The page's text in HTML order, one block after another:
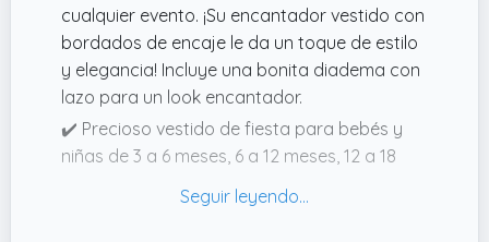
cualquier evento. ¡Su encantador vestido con
bordados de encaje le da un toque de estilo
y elegancia! Incluye una bonita diadema con
lazo para un look encantador.
✔️ Precioso vestido de fiesta para bebés y
niñas de 3 a 6 meses, 6 a 12 meses, 12 a 18
Consulta nuestra tabla de tallas para